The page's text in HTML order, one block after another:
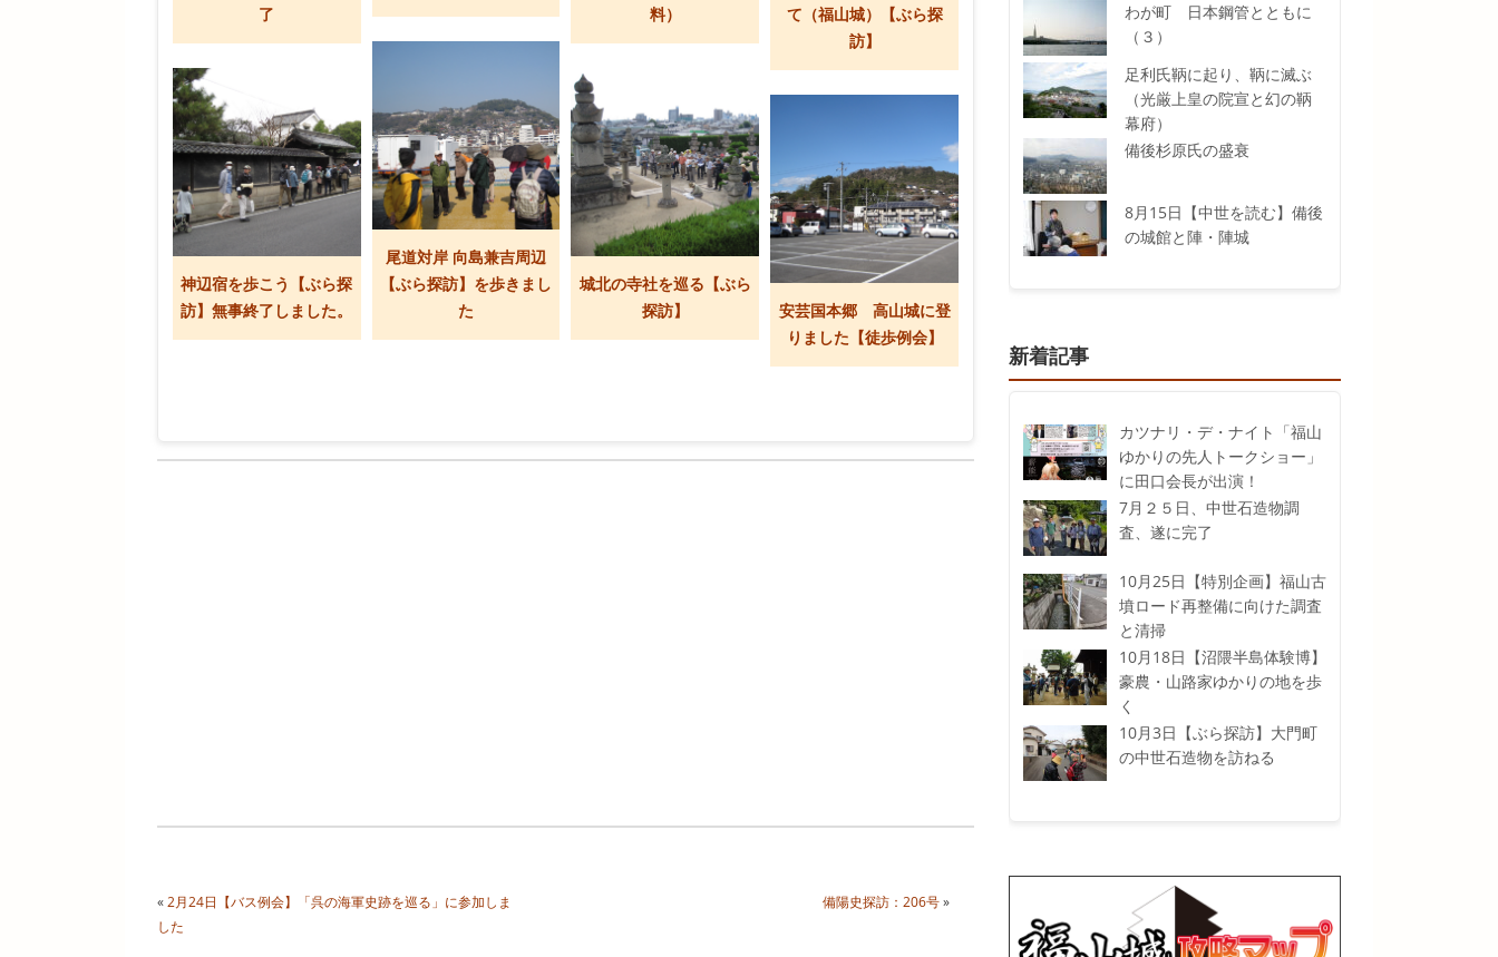
了
料）
て（福山城）【ぶら探
訪】
尾道対岸 向島兼吉周辺
【ぶら探訪】を歩きまし
た
神辺宿を歩こう【ぶら探
訪】無事終了しました。
城北の寺社を巡る【ぶら
探訪】
安芸国本郷 高山城に登
りました【徒歩例会】
«2月24日【バス例会】「呉の海軍史跡を巡る」に参加しま
した
備陽史探訪：206号»
わが町 日本鋼管とともに
（３）
足利氏鞆に起り、鞆に滅ぶ
（光厳上皇の院宣と幻の鞆
幕府）
備後杉原氏の盛衰
8月15日【中世を読む】備後
の城館と陣・陣城
新着記事
カツナリ・デ・ナイト「福山
ゆかりの先人トークショー」
に田口会長が出演！
7月２５日、中世石造物調
査、遂に完了
10月25日【特別企画】福山古
墳ロード再整備に向けた調査
と清掃
10月18日【沼隈半島体験博】
豪農・山路家ゆかりの地を歩
く
10月3日【ぶら探訪】大門町
の中世石造物を訪ねる